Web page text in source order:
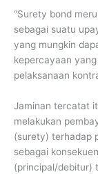
“Surety bond
sebagai suatu
yang mungkin
kepercayaan
pelaksanaan
Jaminan tercatat
melakukan
(surety) terhadap
sebagai
(principal/debitur)